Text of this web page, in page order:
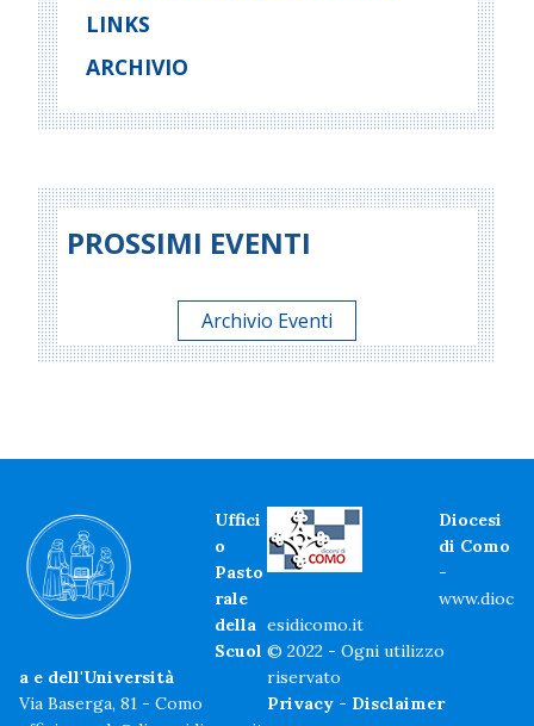
LINKS
ARCHIVIO
PROSSIMI EVENTI
Archivio Eventi
Uffici
o
Pasto
rale
della
Scuol
a e dell'Università
Via Baserga, 81 - Como
Diocesi
di Como
-
www.dioc
esidicomo.it
© 2022 - Ogni utilizzo
riservato
Privacy - Disclaimer